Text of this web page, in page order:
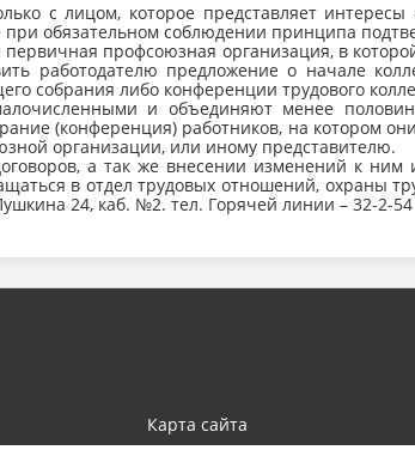
с лицом, которое представляет
обязательном соблюдении принципа
профсоюзная организация, в
работодателю предложение о начале
собрания либо конференции трудового
и объединяют менее
(конференция) работников, на котором
организации, или иному представителю.
а так же внесении изменений к ним
в отдел трудовых отношений, охраны
24, каб. №2. тел. Горячей линии – 32-2-54
Карта сайта